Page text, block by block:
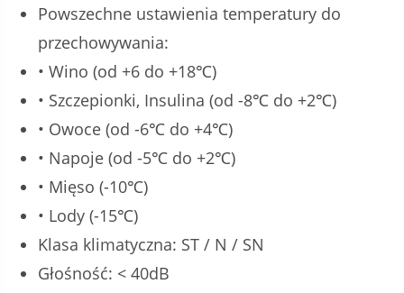
Powszechne ustawienia temperatury do
przechowywania:
• Wino (od +6 do +18℃)
• Szczepionki, Insulina (od -8℃ do +2℃)
• Owoce (od -6℃ do +4℃)
• Napoje (od -5℃ do +2℃)
• Mięso (-10℃)
• Lody (-15℃)
Klasa klimatyczna: ST / N / SN
Głośność: < 40dB